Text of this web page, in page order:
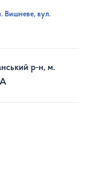
Вишневе, вул.
р-н, м.
А